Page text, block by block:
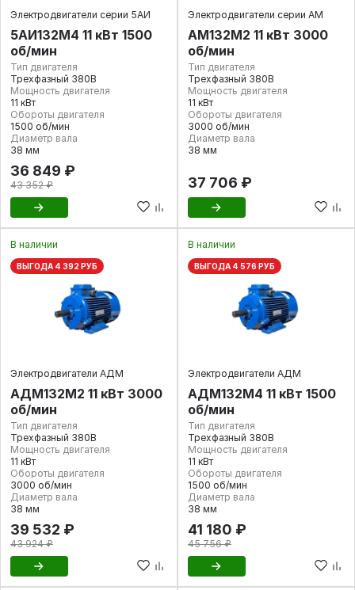
Электродвигатели серии 5АИ
5АИ132M4 11 кВт 1500
об/мин
Тип двигателя
Трехфазный 380В
Мощность двигателя
11 кВт
Обороты двигателя
1500 об/мин
Диаметр вала
38 мм
36 849 ₽
43 352 ₽
Электродвигатели серии АМ
АМ132М2 11 кВт 3000
об/мин
Тип двигателя
Трехфазный 380В
Мощность двигателя
11 кВт
Обороты двигателя
3000 об/мин
Диаметр вала
38 мм
37 706 ₽
В наличии
ВЫГОДА 4 392 РУБ
Электродвигатели АДМ
АДМ132М2 11 кВт 3000
об/мин
Тип двигателя
Трехфазный 380В
Мощность двигателя
11 кВт
Обороты двигателя
3000 об/мин
Диаметр вала
38 мм
39 532 ₽
43 924 ₽
В наличии
ВЫГОДА 4 576 РУБ
Электродвигатели АДМ
АДМ132М4 11 кВт 1500
об/мин
Тип двигателя
Трехфазный 380В
Мощность двигателя
11 кВт
Обороты двигателя
1500 об/мин
Диаметр вала
38 мм
41 180 ₽
45 756 ₽